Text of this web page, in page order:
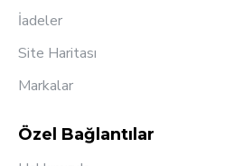
İadeler
Site Haritası
Markalar
Özel Bağlantılar